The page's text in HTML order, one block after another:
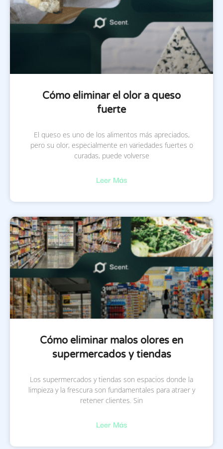
Cómo eliminar el olor a queso
fuerte
El queso es uno de los alimentos más apreciados,
pero su olor, especialmente en variedades fuertes o
curadas, puede volverse
Leer Más
Cómo eliminar malos olores en
supermercados y tiendas
Los supermercados y tiendas son espacios donde la
limpieza y la frescura son fundamentales para atraer y
retener clientes. Sin
Leer Más